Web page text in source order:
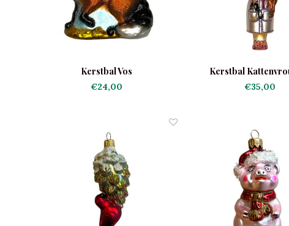
Kerstbal Vos
€24,00
Kerstbal
€35,00